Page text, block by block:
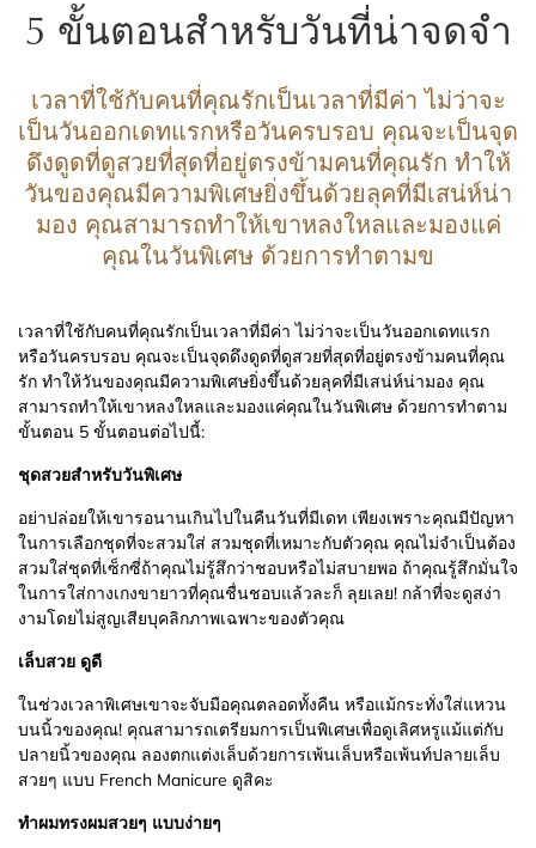
5 ขั้นตอนสำหรับวันที่น่าจดจำ
เวลาที่ใช้กับคนที่คุณรักเป็นเวลาที่มีค่า ไม่ว่าจะ
เป็นวันออกเดทแรกหรือวันครบรอบ คุณจะเป็นจุด
ดึงดูดที่ดูสวยที่สุดที่อยู่ตรงข้ามคนที่คุณรัก ทำให้
วันของคุณมีความพิเศษยิ่งขึ้นด้วยลุคที่มีเสน่ห์น่า
มอง คุณสามารถทำให้เขาหลงใหลและมองแค่
คุณในวันพิเศษ ด้วยการทำตามข
เวลาที่ใช้กับคนที่คุณรักเป็นเวลาที่มีค่า ไม่ว่าจะเป็นวันออกเดทแรก
หรือวันครบรอบ คุณจะเป็นจุดดึงดูดที่ดูสวยที่สุดที่อยู่ตรงข้ามคนที่คุณ
รัก ทำให้วันของคุณมีความพิเศษยิ่งขึ้นด้วยลุคที่มีเสน่ห์น่ามอง คุณ
สามารถทำให้เขาหลงใหลและมองแค่คุณในวันพิเศษ ด้วยการทำตาม
ขั้นตอน 5 ขั้นตอนต่อไปนี้:
ชุดสวยสำหรับวันพิเศษ
อย่าปล่อยให้เขารอนานเกินไปในคืนวันที่มีเดท เพียงเพราะคุณมีปัญหา
ในการเลือกชุดที่จะสวมใส่ สวมชุดที่เหมาะกับตัวคุณ คุณไม่จำเป็นต้อง
สวมใส่ชุดที่เซ็กซี่ถ้าคุณไม่รู้สึกว่าชอบหรือไม่สบายพอ ถ้าคุณรู้สึกมั่นใจ
ในการใส่กางเกงขายาวที่คุณชื่นชอบแล้วละก็ ลุยเลย! กล้าที่จะดูสง่า
งามโดยไม่สูญเสียบุคลิกภาพเฉพาะของตัวคุณ
เล็บสวย ดูดี
ในช่วงเวลาพิเศษเขาจะจับมือคุณตลอดทั้งคืน หรือแม้กระทั่งใส่แหวน
บนนิ้วของคุณ! คุณสามารถเตรียมการเป็นพิเศษเพื่อดูเลิศหรูแม้แต่กับ
ปลายนิ้วของคุณ ลองตกแต่งเล็บด้วยการเพ้นเล็บหรือเพ้นท์ปลายเล็บ
สวยๆ แบบ French Manicure ดูสิคะ
ทำผมทรงผมสวยๆ แบบง่ายๆ